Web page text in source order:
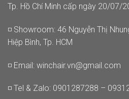
Tp. Hồ Chí Minh cấp ngày 20/07/
◽ Showroom: 46 Nguyễn Thị
Hiệp Bình, Tp. HCM
◽ Email: winchair.vn@gmail.com
◽ Tel & Zalo: 0901287288 –